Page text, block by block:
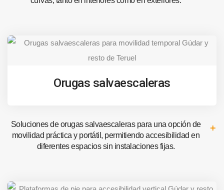
Orugas salvaescaleras
Soluciones de orugas salvaescaleras para una opción de
movilidad práctica y portátil, permitiendo accesibilidad en
diferentes espacios sin instalaciones fijas.